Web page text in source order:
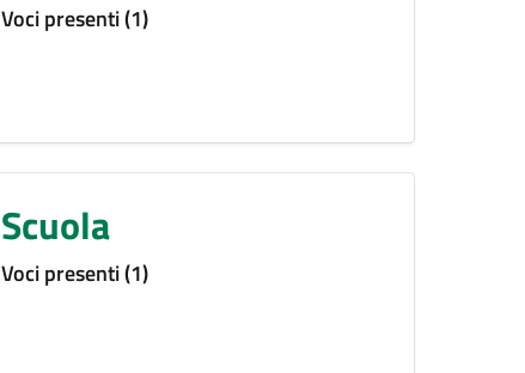
Voci presenti (1)
Scuola
Voci presenti (1)